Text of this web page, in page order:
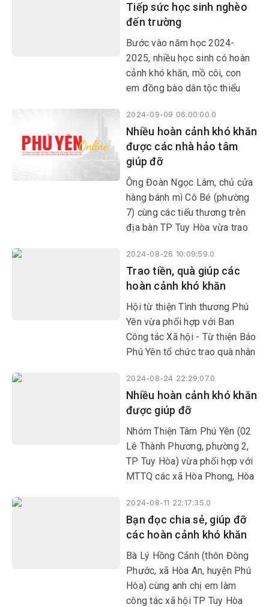
thôn Nguyên An, xã Sơn
Nguyên, huyện Sơn Hòa.
Tiếp sức học sinh nghèo
đến trường
Bước vào năm học 2024-
2025, nhiều học sinh có hoàn
cảnh khó khăn, mồ côi, con
em đồng bào dân tộc thiểu
hảo tâm trao học bổng, xe
đạp, sách vở…
2024-09-09 06:00:00.0
Nhiều hoàn cảnh khó khăn
được các nhà hảo tâm
giúp đỡ
Ông Đoàn Ngọc Lâm, chủ cửa
hàng bánh mì Cô Bé (phường
7) cùng các tiểu thương trên
địa bàn TP Tuy Hòa vừa trao
cảnh khó khăn, có người đau
bệnh ở huyện Sông Hinh và
Sơn Hòa.
2024-08-26 10:09:59.0
Trao tiền, quà giúp các
hoàn cảnh khó khăn
Hội từ thiện Tình thương Phú
Yên vừa phối hợp với Ban
Công tác Xã hội - Từ thiện Báo
Phú Yên tổ chức trao quà nhân
đặc biệt khó khăn, người
khuyết tật ở các huyện Phú
Hòa, Sơn Hòa, Sông Hinh và
TP Tuy Hòa.
2024-08-24 22:29:07.0
Nhiều hoàn cảnh khó khăn
được giúp đỡ
Nhóm Thiện Tâm Phú Yên (02
Lê Thành Phương, phường 2,
TP Tuy Hòa) vừa phối hợp với
MTTQ các xã Hòa Phong, Hòa
Tây Hòa) tổ chức trao 170
suất quà cho người già neo
đơn, trẻ mồ côi, hộ nghèo.
2024-08-11 22:17:35.0
Bạn đọc chia sẻ, giúp đỡ
các hoàn cảnh khó khăn
Bà Lý Hồng Cảnh (thôn Đông
Phước, xã Hòa An, huyện Phú
Hòa) cùng anh chị em làm
công tác xã hội TP Tuy Hòa